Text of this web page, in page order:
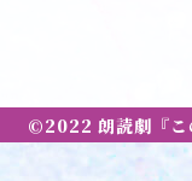
©2022 朗読劇『